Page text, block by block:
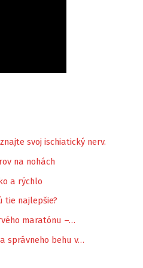
svoj ischiatický nerv.
na nohách
a rýchlo
tie najlepšie?
maratónu –…
správneho behu v…